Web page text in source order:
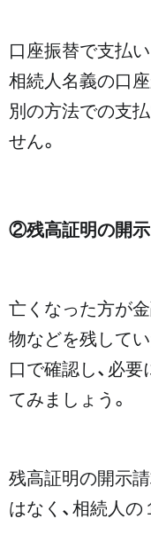
口座振替で支払
相続人名義の口
別の方法での支
せん。
②残高証明の開
亡くなった方が
物などを残して
口で確認し、必要
てみましょう。
残高証明の開示請
はなく、相続人